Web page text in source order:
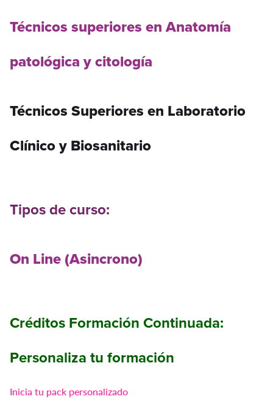
Técnicos superiores en Anatomía
patológica y citología
Técnicos Superiores en Laboratorio
Clínico y Biosanitario
Tipos de curso:
On Line (Asincrono)
Créditos Formación Continuada:
Personaliza tu formación
Inicia tu pack personalizado